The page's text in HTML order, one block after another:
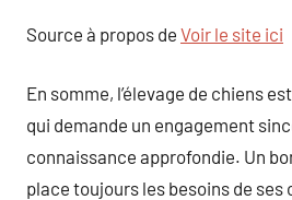
Source à propos de Voir le site ici
En somme, l’élevage de chiens
qui demande un engagement
connaissance approfondie. Un
place toujours les besoins de ses